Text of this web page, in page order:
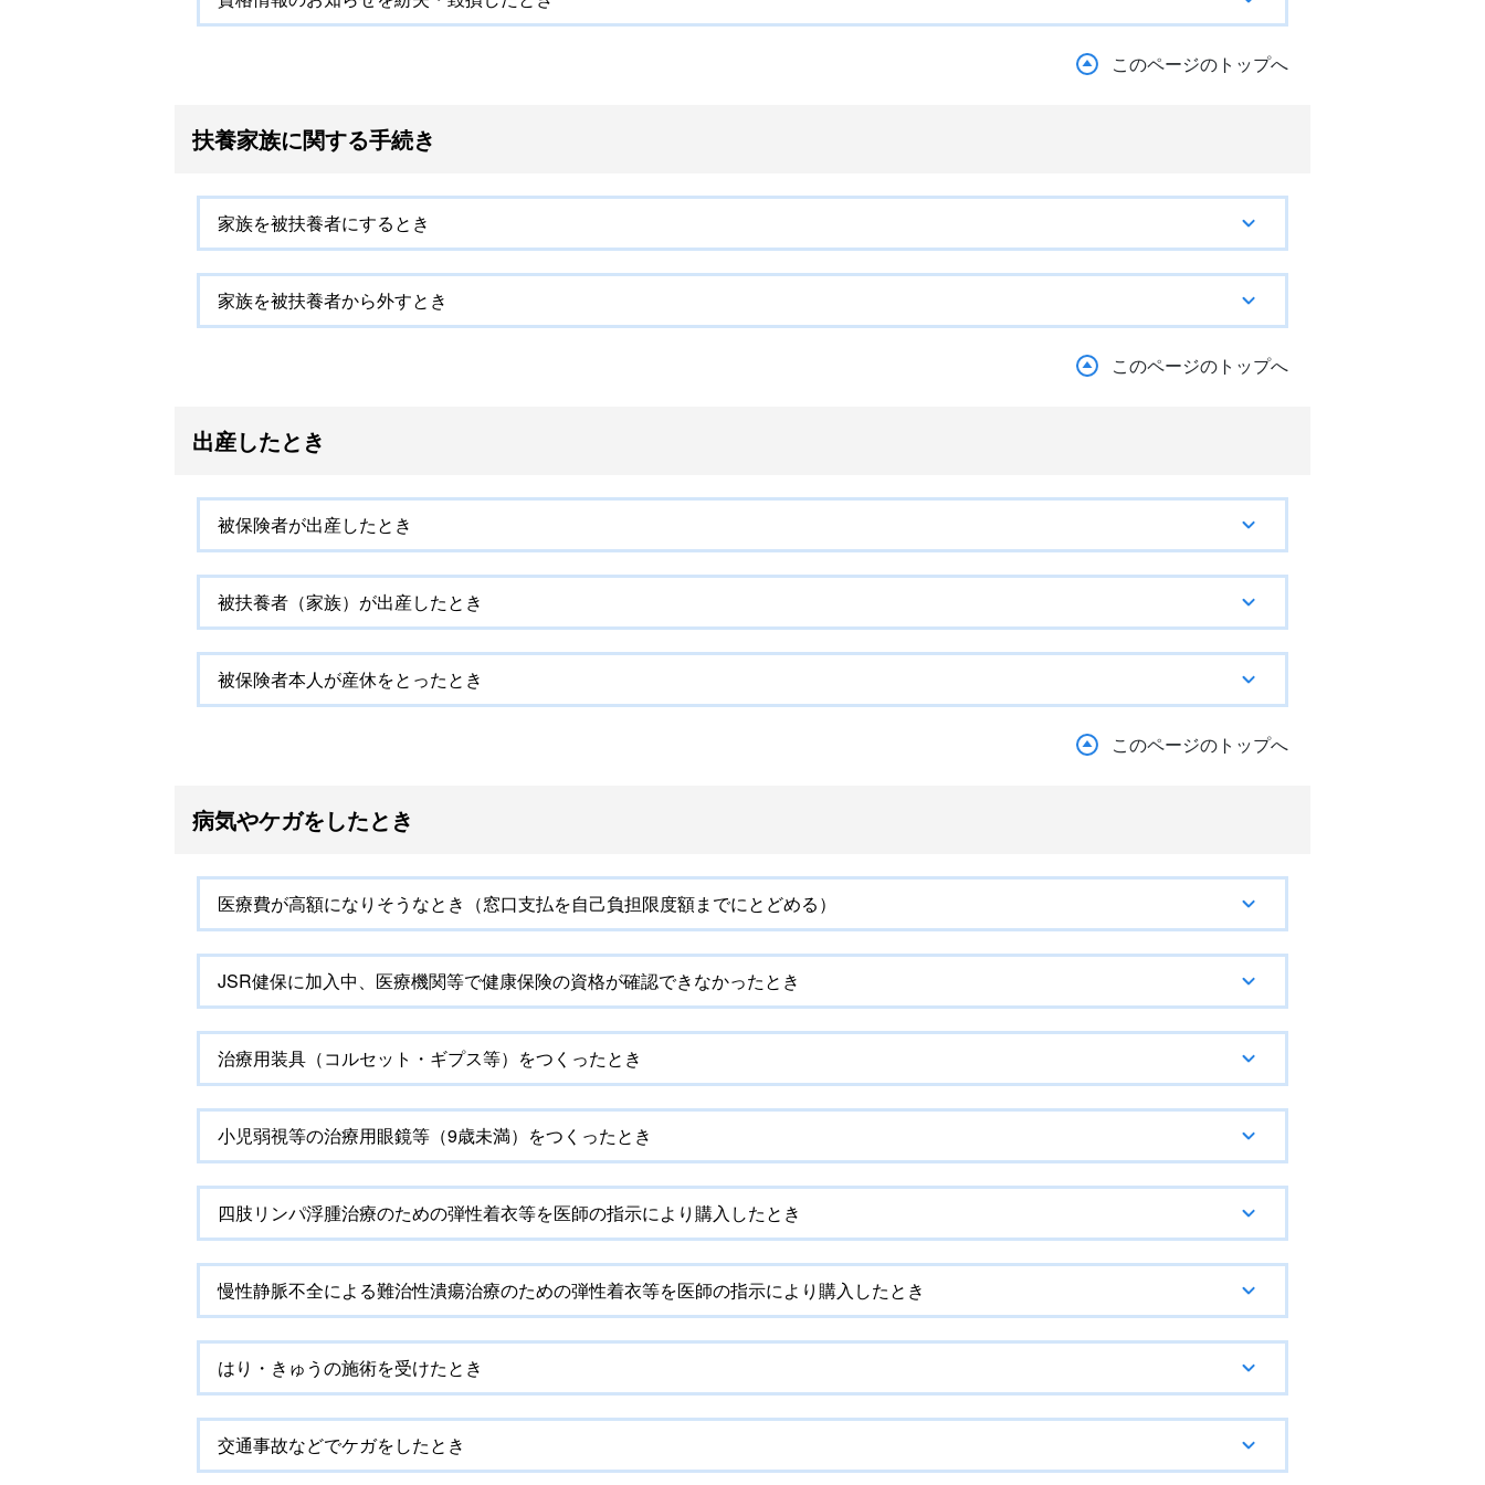
このページのトップへ
扶養家族に関する手続き
家族を被扶養者にするとき
家族を被扶養者から外すとき
このページのトップへ
出産したとき
被保険者が出産したとき
被扶養者（家族）が出産したとき
被保険者本人が産休をとったとき
このページのトップへ
病気やケガをしたとき
医療費が高額になりそうなとき（窓口支払を自己負担限度額までにとどめる）
JSR健保に加入中、医療機関等で健康保険の資格が確認できなかったとき
治療用装具（コルセット・ギプス等）をつくったとき
小児弱視等の治療用眼鏡等（9歳未満）をつくったとき
四肢リンパ浮腫治療のための弾性着衣等を医師の指示により購入したとき
慢性静脈不全による難治性潰瘍治療のための弾性着衣等を医師の指示により購入したとき
はり・きゅうの施術を受けたとき
交通事故などでケガをしたとき